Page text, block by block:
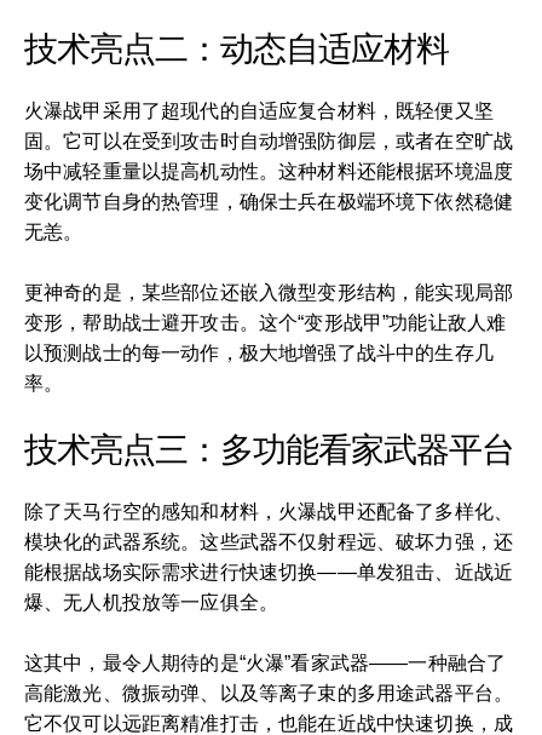
技术亮点二：动态自适应材料
火瀑战甲采用了超现代的自适应复合材料，既轻便又坚
固。它可以在受到攻击时自动增强防御层，或者在空旷战
场中减轻重量以提高机动性。这种材料还能根据环境温度
变化调节自身的热管理，确保士兵在极端环境下依然稳健
无恙。
更神奇的是，某些部位还嵌入微型变形结构，能实现局部
变形，帮助战士避开攻击。这个“变形战甲”功能让敌人难
以预测战士的每一动作，极大地增强了战斗中的生存几
率。
技术亮点三：多功能看家武器平台
除了天马行空的感知和材料，火瀑战甲还配备了多样化、
模块化的武器系统。这些武器不仅射程远、破坏力强，还
能根据战场实际需求进行快速切换——单发狙击、近战近
爆、无人机投放等一应俱全。
这其中，最令人期待的是“火瀑”看家武器——一种融合了
高能激光、微振动弹、以及等离子束的多用途武器平台。
它不仅可以远距离精准打击，也能在近战中快速切换，成